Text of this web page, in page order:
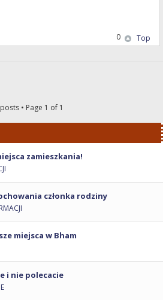
Top
0
• Page 1 of 1
zamieszkania!
członka rodziny
miejsca w Bham
i nie polecacie